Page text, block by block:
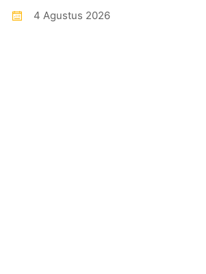
4 Agustus 2026